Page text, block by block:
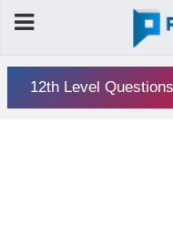
12th Level Questions